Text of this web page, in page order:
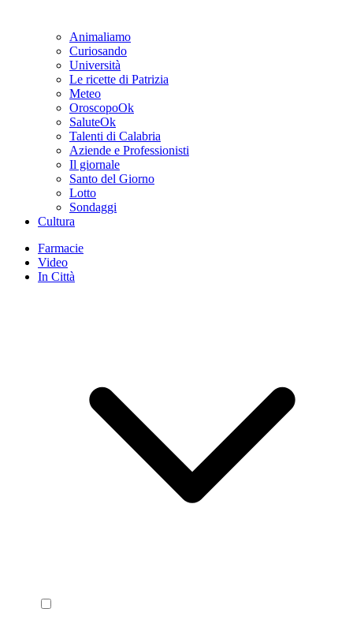
Animaliamo
Curiosando
Università
Le ricette di Patrizia
Meteo
OroscopoOk
SaluteOk
Talenti di Calabria
Aziende e Professionisti
Il giornale
Santo del Giorno
Lotto
Sondaggi
Cultura
Farmacie
Video
In Città